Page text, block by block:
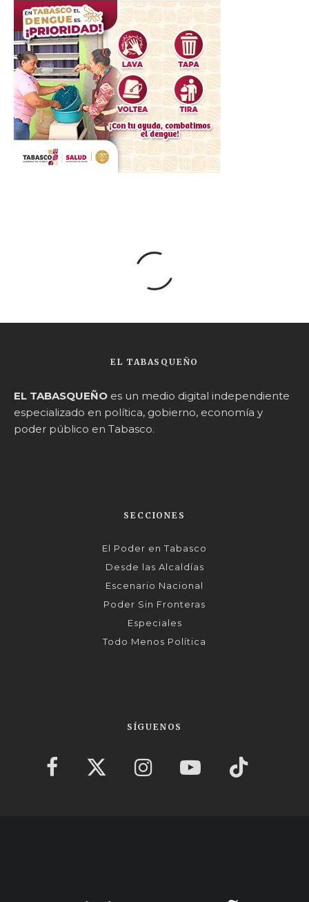
EL TABASQUEÑO
EL TABASQUEÑO es un medio digital independiente
especializado en política, gobierno, economía y
poder público en Tabasco.
SECCIONES
El Poder en Tabasco
Desde las Alcaldías
Escenario Nacional
Poder Sin Fronteras
Especiales
Todo Menos Política
SÍGUENOS